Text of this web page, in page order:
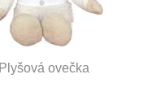
Plyšová ovečka